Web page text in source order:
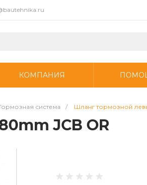
КОМПАНИЯ
система / Шланг тормозной
JCB OR